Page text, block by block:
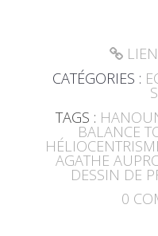
LIEN
CATÉGORIES :
TAGS :
BALANCE
AGATHE
DESSIN DE
0